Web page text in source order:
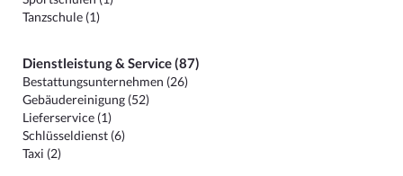
Tanzschule (1)
Dienstleistung & Service (87)
Bestattungsunternehmen (26)
Gebäudereinigung (52)
Lieferservice (1)
Schlüsseldienst (6)
Taxi (2)